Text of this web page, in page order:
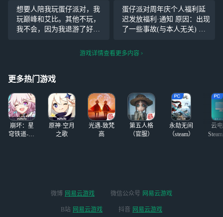
①“少帅沈昭”改名
为“少盟主沈昭”
（意义不明） ②
新逃生歌女背景故
想要人陪我玩蛋仔派对，我
玩巅峰和艾比。其他不玩，
我不会，因为我退游了好
d :欲南。欲是繁体字。
蛋仔派对周年庆个人福利延
迟发放福利·通知 原因：出现
了一些事故(与本人无关) 时
放
游戏详情查看更多内容
更多热门游戏
崩坏：星
穹铁道-4.4
原神·空月
之歌
光遇-致梵
高
第五人格
（官服）
永劫无间
（steam）
云
微博 网易云游戏 微信公众号 网易云游戏
B站 网易云游戏 抖音 网易云游戏